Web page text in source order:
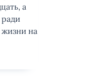
а
жизни на